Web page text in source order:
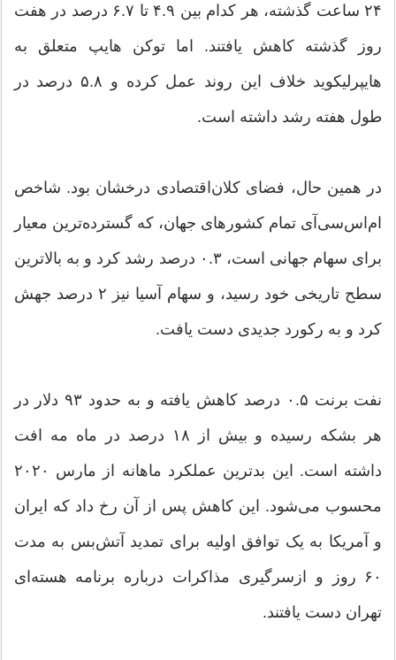
۲۴ ساعت گذشته، هر کدام بین ۴.۹ تا ۶.۷ درصد در هفت
روز گذشته کاهش یافتند. اما توکن هایپ متعلق به
هایپرلیکوید خلاف این روند عمل کرده و ۵.۸ درصد در
طول هفته رشد داشته است.
در همین حال، فضای کلان‌اقتصادی درخشان بود. شاخص
ام‌اس‌سی‌آی تمام کشورهای جهان، که گسترده‌ترین معیار
برای سهام جهانی است، ۰.۳ درصد رشد کرد و به بالاترین
سطح تاریخی خود رسید، و سهام آسیا نیز ۲ درصد جهش
کرد و به رکورد جدیدی دست یافت.
نفت برنت ۰.۵ درصد کاهش یافته و به حدود ۹۳ دلار در
هر بشکه رسیده و بیش از ۱۸ درصد در ماه مه افت
داشته است. این بدترین عملکرد ماهانه از مارس ۲۰۲۰
محسوب می‌شود. این کاهش پس از آن رخ داد که ایران
و آمریکا به یک توافق اولیه برای تمدید آتش‌بس به مدت
۶۰ روز و ازسرگیری مذاکرات درباره برنامه هسته‌ای
تهران دست یافتند.